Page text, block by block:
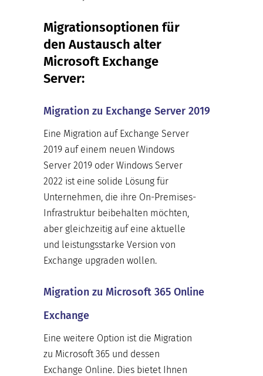
Migrationsoptionen für
den Austausch alter
Microsoft Exchange
Server:
Migration zu Exchange Server 2019
Eine Migration auf Exchange Server
2019 auf einem neuen Windows
Server 2019 oder Windows Server
2022 ist eine solide Lösung für
Unternehmen, die ihre On-Premises-
Infrastruktur beibehalten möchten,
aber gleichzeitig auf eine aktuelle
und leistungsstarke Version von
Exchange upgraden wollen.
Migration zu Microsoft 365 Online
Exchange
Eine weitere Option ist die Migration
zu Microsoft 365 und dessen
Exchange Online. Dies bietet Ihnen